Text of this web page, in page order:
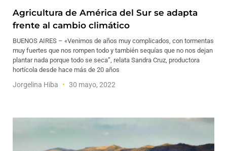
Agricultura de América del Sur se adapta
frente al cambio climático
BUENOS AIRES – «Venimos de años muy complicados, con tormentas
muy fuertes que nos rompen todo y también sequías que no nos dejan
plantar nada porque todo se seca”, relata Sandra Cruz, productora
hortícola desde hace más de 20 años
Jorgelina Hiba 30 mayo, 2022